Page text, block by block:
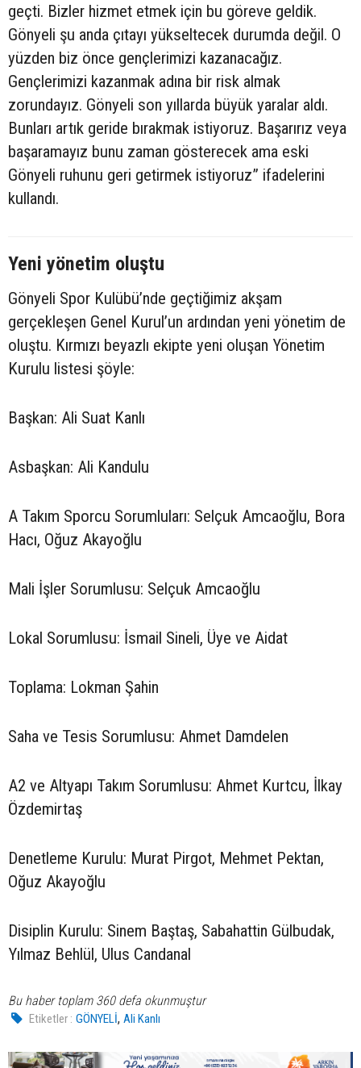
geçti. Bizler hizmet etmek için bu göreve geldik.
Gönyeli şu anda çıtayı yükseltecek durumda değil. O
yüzden biz önce gençlerimizi kazanacağız.
Gençlerimizi kazanmak adına bir risk almak
zorundayız. Gönyeli son yıllarda büyük yaralar aldı.
Bunları artık geride bırakmak istiyoruz. Başarırız veya
başaramayız bunu zaman gösterecek ama eski
Gönyeli ruhunu geri getirmek istiyoruz” ifadelerini
kullandı.
Yeni yönetim oluştu
Gönyeli Spor Kulübü’nde geçtiğimiz akşam
gerçekleşen Genel Kurul’un ardından yeni yönetim de
oluştu. Kırmızı beyazlı ekipte yeni oluşan Yönetim
Kurulu listesi şöyle:
Başkan: Ali Suat Kanlı
Asbaşkan: Ali Kandulu
A Takım Sporcu Sorumluları: Selçuk Amcaoğlu, Bora
Hacı, Oğuz Akayoğlu
Mali İşler Sorumlusu: Selçuk Amcaoğlu
Lokal Sorumlusu: İsmail Sineli, Üye ve Aidat
Toplama: Lokman Şahin
Saha ve Tesis Sorumlusu: Ahmet Damdelen
A2 ve Altyapı Takım Sorumlusu: Ahmet Kurtcu, İlkay
Özdemirtaş
Denetleme Kurulu: Murat Pirgot, Mehmet Pektan,
Oğuz Akayoğlu
Disiplin Kurulu: Sinem Baştaş, Sabahattin Gülbudak,
Yılmaz Behlül, Ulus Candanal
Bu haber toplam 360 defa okunmuştur
Etiketler : GÖNYELİ,Ali Kanlı